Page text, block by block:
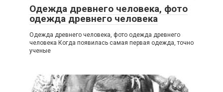
Одежда древнего человека, фото
одежда древнего человека
Одежда древнего человека, фото одежда древнего
человека Когда появилась самая первая одежда, точно
ученые